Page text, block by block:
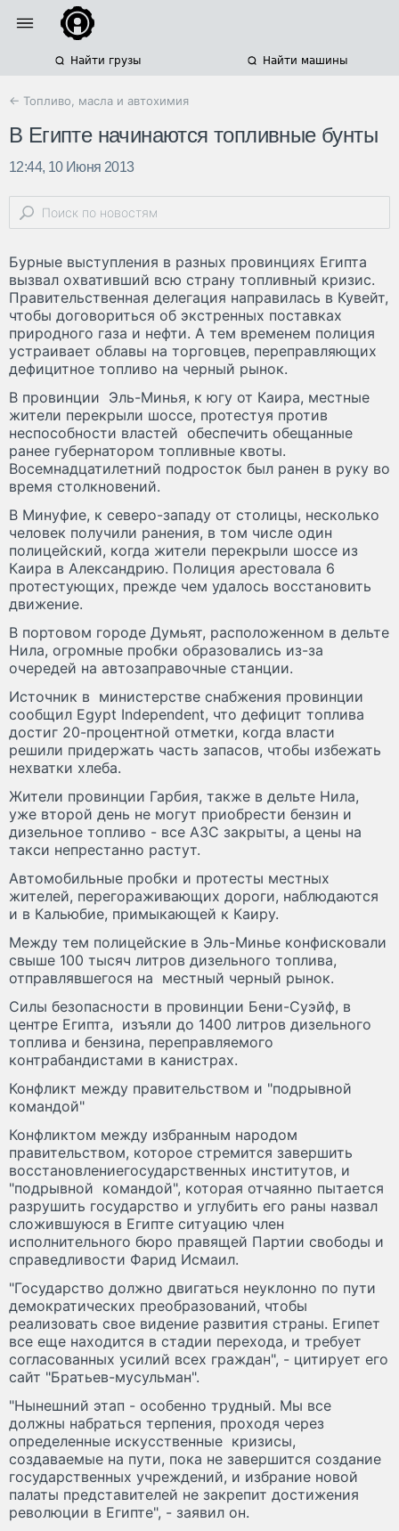
Найти грузы Найти машины
← Топливо, масла и автохимия
В Египте начинаются топливные бунты
12:44, 10 Июня 2013
Бурные выступления в разных провинциях Египта
вызвал охвативший всю страну топливный кризис.
Правительственная делегация направилась в Кувейт,
чтобы договориться об экстренных поставках
природного газа и нефти. А тем временем полиция
устраивает облавы на торговцев, переправляющих
дефицитное топливо на черный рынок.
В провинции Эль-Минья, к югу от Каира, местные
жители перекрыли шоссе, протестуя против
неспособности властей обеспечить обещанные
ранее губернатором топливные квоты.
Восемнадцатилетний подросток был ранен в руку во
время столкновений.
В Mинуфие, к северо-западу от столицы, несколько
человек получили ранения, в том числе один
полицейский, когда жители перекрыли шоссе из
Каира в Александрию. Полиция арестовала 6
протестующих, прежде чем удалось восстановить
движение.
В портовом городе Думьят, расположенном в дельте
Нила, огромные пробки образовались из-за
очередей на автозаправочные станции.
Источник в министерстве снабжения провинции
сообщил Egypt Independent, что дефицит топлива
достиг 20-процентной отметки, когда власти
решили придержать часть запасов, чтобы избежать
нехватки хлеба.
Жители провинции Гарбия, также в дельте Нила,
уже второй день не могут приобрести бензин и
дизельное топливо - все АЗС закрыты, а цены на
такси непрестанно растут.
Автомобильные пробки и протесты местных
жителей, перегораживающих дороги, наблюдаются
и в Кальюбие, примыкающей к Каиру.
Между тем полицейские в Эль-Минье конфисковали
свыше 100 тысяч литров дизельного топлива,
отправлявшегося на местный черный рынок.
Силы безопасности в провинции Бени-Суэйф, в
центре Египта, изъяли до 1400 литров дизельного
топлива и бензина, переправляемого
контрабандистами в канистрах.
Конфликт между правительством и "подрывной
командой"
Конфликтом между избранным народом
правительством, которое стремится завершить
восстановлениегосударственных институтов, и
"подрывной командой", которая отчаянно пытается
разрушить государство и углубить его раны назвал
сложившуюся в Египте ситуацию член
исполнительного бюро правящей Партии свободы и
справедливости Фарид Исмаил.
"Государство должно двигаться неуклонно по пути
демократических преобразований, чтобы
реализовать свое видение развития страны. Египет
все еще находится в стадии перехода, и требует
согласованных усилий всех граждан", - цитирует его
сайт "Братьев-мусульман".
"Нынешний этап - особенно трудный. Мы все
должны набраться терпения, проходя через
определенные искусственные кризисы,
создаваемые на пути, пока не завершится создание
государственных учреждений, и избрание новой
палаты представителей не закрепит достижения
революции в Египте", - заявил он.